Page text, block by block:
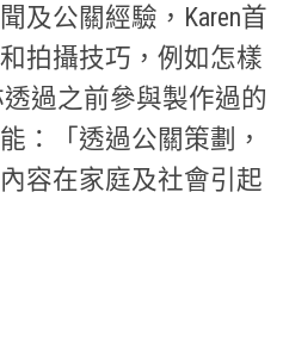
及公關經驗，Karen首
拍攝技巧，例如怎樣
過之前參與製作過的
：「透過公關策劃，
容在家庭及社會引起